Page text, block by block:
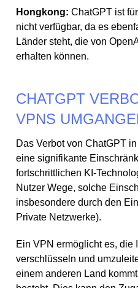
Hongkong:ChatGPT ist
nicht verfügbar, da es
Länder steht, die von
erhalten können​​.
CHATGPT
VPNS
Das Verbot von ChatGPT
eine signifikante
fortschrittlichen KI-
Nutzer Wege, solche
insbesondere durch den
Private Netzwerke).
Ein VPN ermöglicht es, die
verschlüsseln und
einem anderen Land